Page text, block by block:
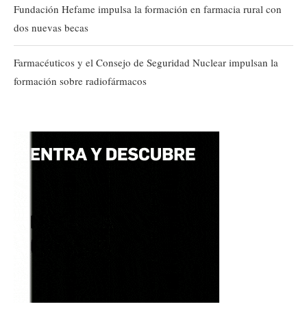
Fundación Hefame impulsa la formación en farmacia rural con
dos nuevas becas
Farmacéuticos y el Consejo de Seguridad Nuclear impulsan la
formación sobre radiofármacos